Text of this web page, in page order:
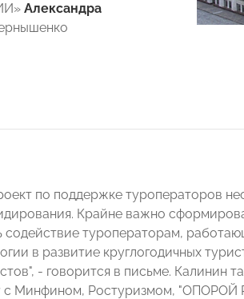
Александра
по поддержке туроператоров
Крайне важно
содействие туроператорам,
в развитие круглогодичных
- говорится в письме. Калинин
с Минфином, Ростуризмом,